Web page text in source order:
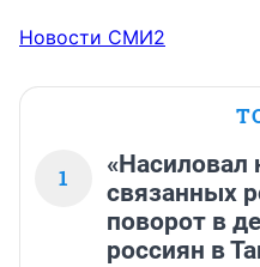
Новости СМИ2
1
«Насиловал
связанных
поворот в
россиян в